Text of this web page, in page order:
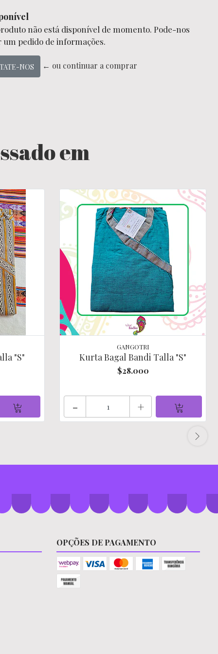
não está disponível de momento. Pode-nos
um pedido de informações.
NOS ← ou continuar a comprar
em
"S"
GANGOTRI
Kurta Bagal Bandi Talla "S"
$28.000
- +
OPÇÕES DE PAGAMENTO